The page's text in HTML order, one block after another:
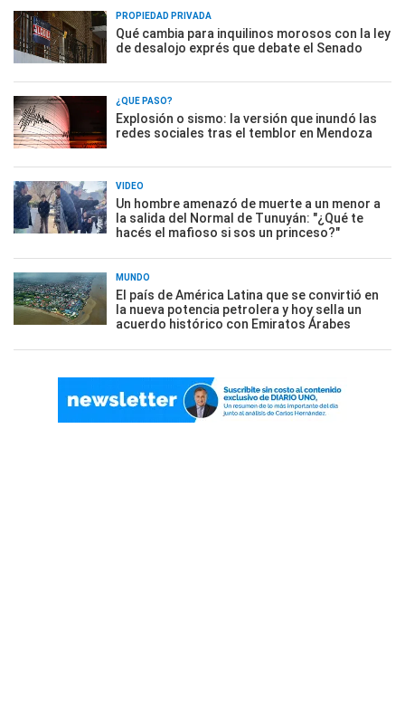
PROPIEDAD PRIVADA
Qué cambia para inquilinos morosos con la ley
de desalojo exprés que debate el Senado
¿QUÉ PASÓ?
Explosión o sismo: la versión que inundó las
redes sociales tras el temblor en Mendoza
VIDEO
Un hombre amenazó de muerte a un menor a
la salida del Normal de Tunuyán: "¿Qué te
hacés el mafioso si sos un princeso?"
MUNDO
El país de América Latina que se convirtió en
la nueva potencia petrolera y hoy sella un
acuerdo histórico con Emiratos Árabes